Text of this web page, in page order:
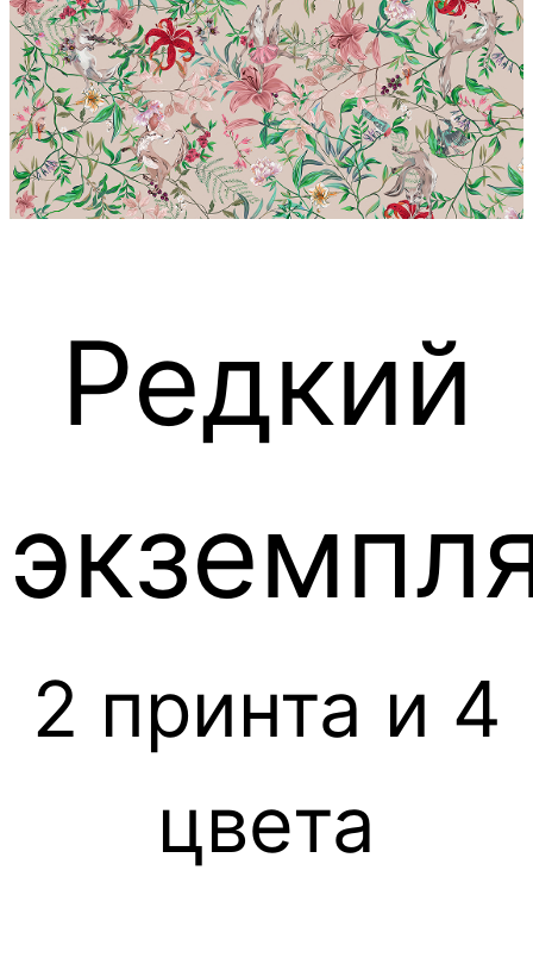
себя
с
от
Редкий
2 принта и 4
цвета